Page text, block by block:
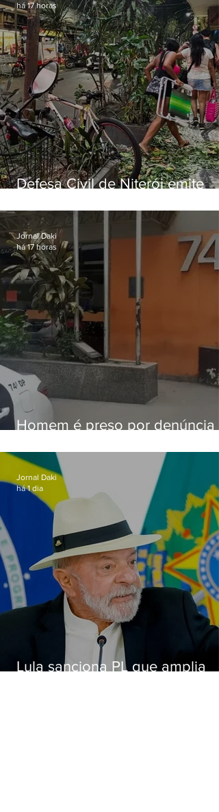
Defesa Civil de Niterói emite
sexta-feira (07)
há 17 horas
Homem é preso por denúncia
Alcântara
Jornal Daki
há 17 horas
Lula sanciona PL que amplia
Jornal Daki
há 1 dia